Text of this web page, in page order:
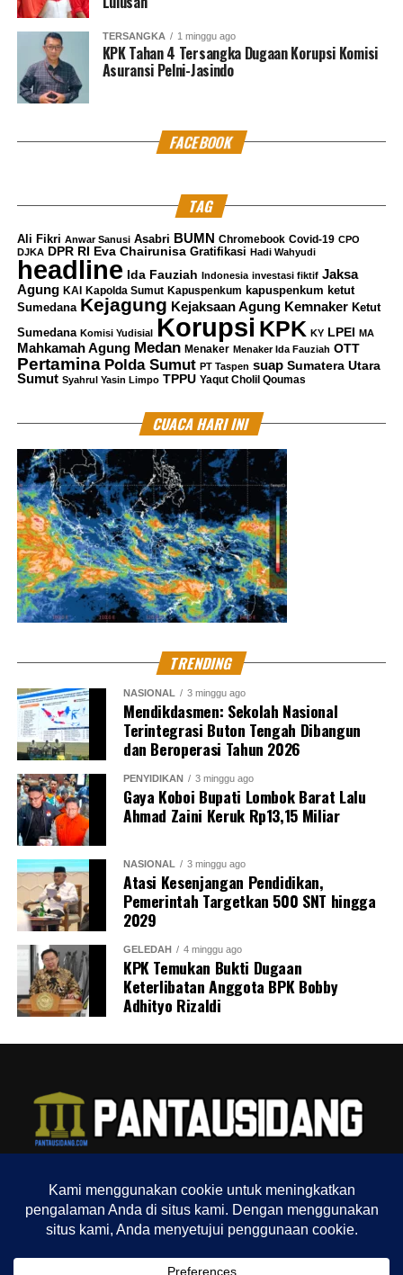
TERSANGKA 1 minggu ago
KPK Tahan 4 Tersangka Dugaan Korupsi Komisi
Asuransi Pelni-Jasindo
FACEBOOK
TAG
Ali Fikri Anwar Sanusi Asabri BUMN Chromebook Covid-19 CPO
DJKA DPR RI Eva Chairunisa Gratifikasi Hadi Wahyudi
headline Ida Fauziah Indonesia investasi fiktif Jaksa
Agung KAI Kapolda Sumut Kapuspenkum kapuspenkum ketut
Sumedana Kejagung Kejaksaan Agung Kemnaker Ketut
Sumedana Komisi Yudisial Korupsi KPK KY LPEI MA
Mahkamah Agung Medan Menaker Menaker Ida Fauziah OTT
Pertamina Polda Sumut PT Taspen suap Sumatera Utara
Sumut Syahrul Yasin Limpo TPPU Yaqut Cholil Qoumas
CUACA HARI INI
TRENDING
NASIONAL 3 minggu ago
Mendikdasmen: Sekolah Nasional
Terintegrasi Buton Tengah Dibangun
dan Beroperasi Tahun 2026
PENYIDIKAN 3 minggu ago
Gaya Koboi Bupati Lombok Barat Lalu
Ahmad Zaini Keruk Rp13,15 Miliar
NASIONAL 3 minggu ago
Atasi Kesenjangan Pendidikan,
Pemerintah Targetkan 500 SNT hingga
2029
GELEDAH 4 minggu ago
KPK Temukan Bukti Dugaan
Keterlibatan Anggota BPK Bobby
Adhityo Rizaldi
YOUTUBE CHANNEL